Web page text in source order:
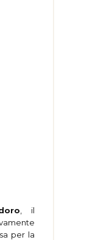
, il
per la